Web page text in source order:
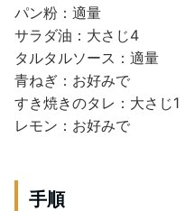
パン粉：適量
サラダ油：大さじ4
タルタルソース：適量
青ねぎ：お好みで
すき焼きのタレ：大さじ1
レモン：お好みで
手順